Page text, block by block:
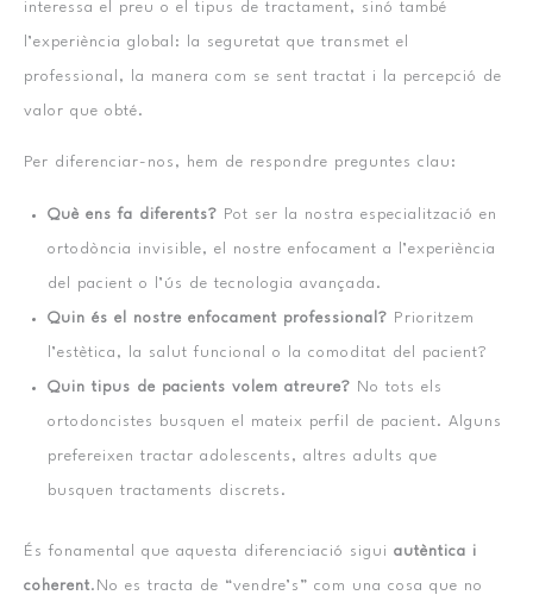
interessa el preu o el tipus de tractament, sinó també
l’experiència global: la seguretat que transmet el
professional, la manera com se sent tractat i la percepció de
valor que obté.
Per diferenciar-nos, hem de respondre preguntes clau:
Què ens fa diferents? Pot ser la nostra especialització en
ortodòncia invisible, el nostre enfocament a l’experiència
del pacient o l’ús de tecnologia avançada.
Quin és el nostre enfocament professional? Prioritzem
l’estètica, la salut funcional o la comoditat del pacient?
Quin tipus de pacients volem atreure? No tots els
ortodoncistes busquen el mateix perfil de pacient. Alguns
prefereixen tractar adolescents, altres adults que
busquen tractaments discrets.
És fonamental que aquesta diferenciació sigui autèntica i
coherent.No es tracta de “vendre’s” com una cosa que no